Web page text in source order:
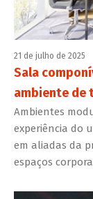
21 de julho de 2025
Sala
ambiente de
Ambientes
experiência do
em aliadas da
espaços